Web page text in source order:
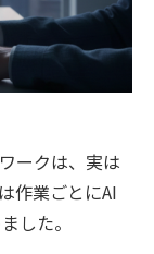
ークは、実は
作業ごとにAI
した。